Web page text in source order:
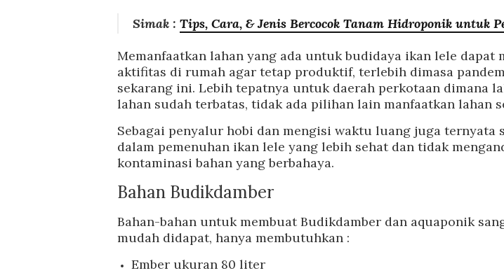
Simak : Tips, Cara, & Jenis Bercocok Tanam Hidroponik untuk
Memanfaatkan lahan yang ada untuk budidaya ikan lele dapat
aktifitas di rumah agar tetap produktif, terlebih dimasa
sekarang ini. Lebih tepatnya untuk daerah perkotaan dimana
lahan sudah terbatas, tidak ada pilihan lain manfaatkan lahan
Sebagai penyalur hobi dan mengisi waktu luang juga ternyata
dalam pemenuhan ikan lele yang lebih sehat dan tidak
kontaminasi bahan yang berbahaya.
Bahan Budikdamber
Bahan-bahan untuk membuat Budikdamber dan aquaponik
mudah didapat, hanya membutuhkan :
Ember ukuran 80 liter